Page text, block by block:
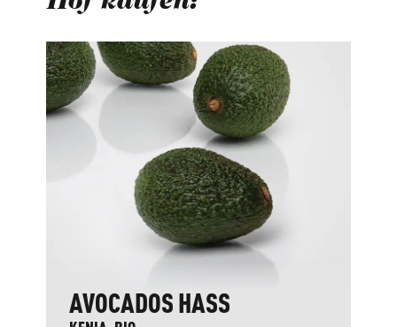
Produktgalerie überspringen
AVOCADOS HASS